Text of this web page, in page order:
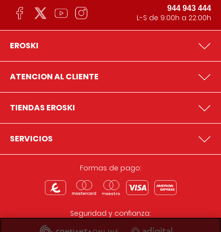
944 943 444
L-S de 9:00h a 22:00h
EROSKI
ATENCION AL CLIENTE
TIENDAS EROSKI
SERVICIOS
Formas de pago:
Seguridad y confianza: